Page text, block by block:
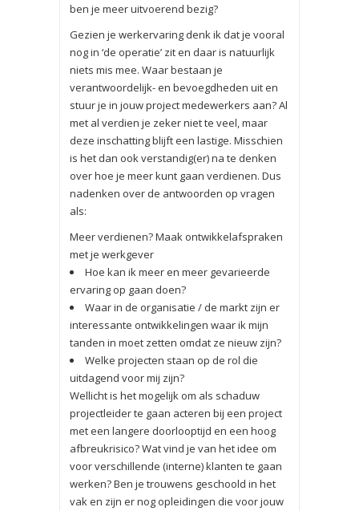
ben je meer uitvoerend bezig?
Gezien je werkervaring denk ik dat je vooral
nog in ‘de operatie’ zit en daar is natuurlijk
niets mis mee. Waar bestaan je
verantwoordelijk- en bevoegdheden uit en
stuur je in jouw project medewerkers aan? Al
met al verdien je zeker niet te veel, maar
deze inschatting blijft een lastige. Misschien
is het dan ook verstandig(er) na te denken
over hoe je meer kunt gaan verdienen. Dus
nadenken over de antwoorden op vragen
als:
Meer verdienen? Maak ontwikkelafspraken
met je werkgever
Hoe kan ik meer en meer gevarieerde
ervaring op gaan doen?
Waar in de organisatie / de markt zijn er
interessante ontwikkelingen waar ik mijn
tanden in moet zetten omdat ze nieuw zijn?
Welke projecten staan op de rol die
uitdagend voor mij zijn?
Wellicht is het mogelijk om als schaduw
projectleider te gaan acteren bij een project
met een langere doorlooptijd en een hoog
afbreukrisico? Wat vind je van het idee om
voor verschillende (interne) klanten te gaan
werken? Ben je trouwens geschoold in het
vak en zijn er nog opleidingen die voor jouw